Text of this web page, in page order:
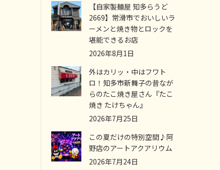
【自家製麺屋 知多らうど
2669】常滑市でおいしいラ
ーメンと焼き物とロックを
堪能できるお店
2026年8月1日
外はカリッ・中はフワト
ロ！知多市新舞子の昔なが
らのたこ焼き屋さん『たこ
焼き たけちゃん』
2026年7月25日
この夏だけの特別空間♪阿
野店のアートアクアリウム
2026年7月24日